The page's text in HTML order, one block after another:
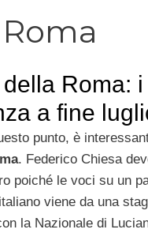
Roma:
a fine
punto, è
. Federico Chiesa
poiché le voci su un
viene da una
la Nazionale di